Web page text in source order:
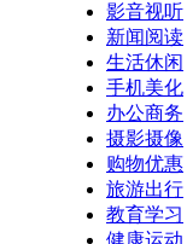
影音视听
新闻阅读
生活休闲
手机美化
办公商务
摄影摄像
购物优惠
旅游出行
教育学习
健康运动